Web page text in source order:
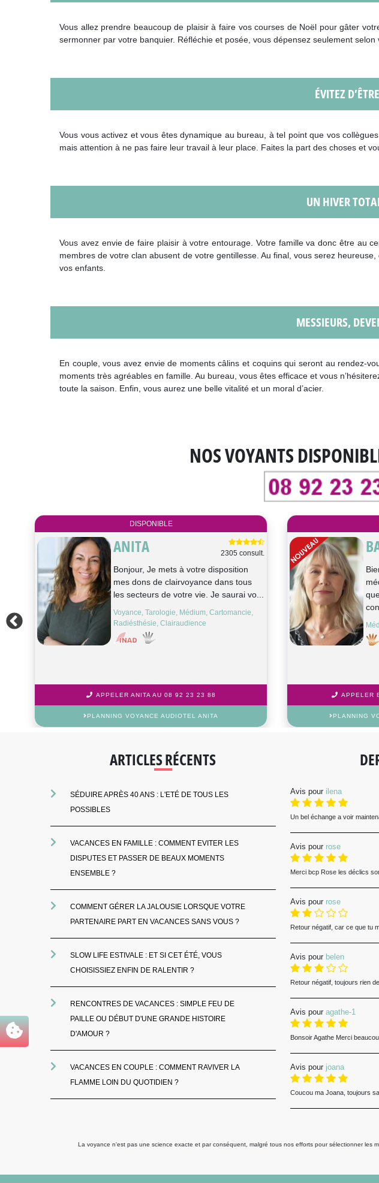
Vous allez prendre beaucoup de plaisir à faire vos courses de Noël pour gâter
sermonner par votre banquier. Réfléchie et posée, vous dépensez seulement
ÉVITEZ
Vous vous activez et vous êtes dynamique au bureau, à tel point que vos
mais attention à ne pas faire leur travail à leur place. Faites la part des choses et
UN HIVER
Vous avez envie de faire plaisir à votre entourage. Votre famille va donc être au
membres de votre clan abusent de votre gentillesse. Au final, vous serez
vos enfants.
MESSIEURS,
En couple, vous avez envie de moments câlins et coquins qui seront au rendez-
moments très agréables en famille. Au bureau, vous êtes efficace et vous
toute la saison. Enfin, vous aurez une belle vitalité et un moral d’acier.
NOS VOYANTS
DISPONIBLE
LOUNA 2146 consult.
Bonjour je suis louna medium pure Gr...
Médium
APPELER LOUNA AU 08 92 23 23 88
PLANNING VOYANCE AUDIOTEL LOUNA
APPELER
PLANNING
ARTICLES RÉCENTS
SÉDUIRE APRÈS 40 ANS : L'ETÉ DE TOUS LES
POSSIBLES
VACANCES EN FAMILLE : COMMENT EVITER LES
DISPUTES ET PASSER DE BEAUX MOMENTS
ENSEMBLE ?
COMMENT GÉRER LA JALOUSIE LORSQUE VOTRE
PARTENAIRE PART EN VACANCES SANS VOUS ?
SLOW LIFE ESTIVALE : ET SI CET ÉTÉ, VOUS
CHOISISSIEZ ENFIN DE RALENTIR ?
RENCONTRES DE VACANCES : SIMPLE FEU DE
PAILLE OU DÉBUT D'UNE GRANDE HISTOIRE
D'AMOUR ?
VACANCES EN COUPLE : COMMENT RAVIVER LA
FLAMME LOIN DU QUOTIDIEN ?
Avis pour ilena
Un bel échange a voir
Avis pour rose
Merci bcp Rose les déclics
Avis pour rose
Retour négatif, car ce que tu
Avis pour belen
Retour négatif, toujours rien
Avis pour agathe-1
Bonsoir Agathe Merci
Avis pour joana
Coucou ma Joana, toujours
La voyance n'est pas une science exacte et par conséquent, malgré tous nos efforts pour sélectionner les